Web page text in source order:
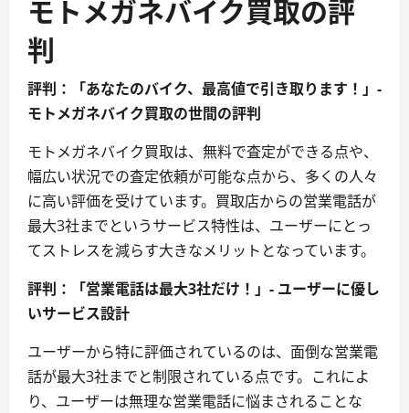
モトメガネバイク買取の評
判
評判：「あなたのバイク、最高値で引き取ります！」-
モトメガネバイク買取の世間の評判
モトメガネバイク買取は、無料で査定ができる点や、
幅広い状況での査定依頼が可能な点から、多くの人々
に高い評価を受けています。買取店からの営業電話が
最大3社までというサービス特性は、ユーザーにとっ
てストレスを減らす大きなメリットとなっています。
評判：「営業電話は最大3社だけ！」- ユーザーに優し
いサービス設計
ユーザーから特に評価されているのは、面倒な営業電
話が最大3社までと制限されている点です。これによ
り、ユーザーは無理な営業電話に悩まされることな